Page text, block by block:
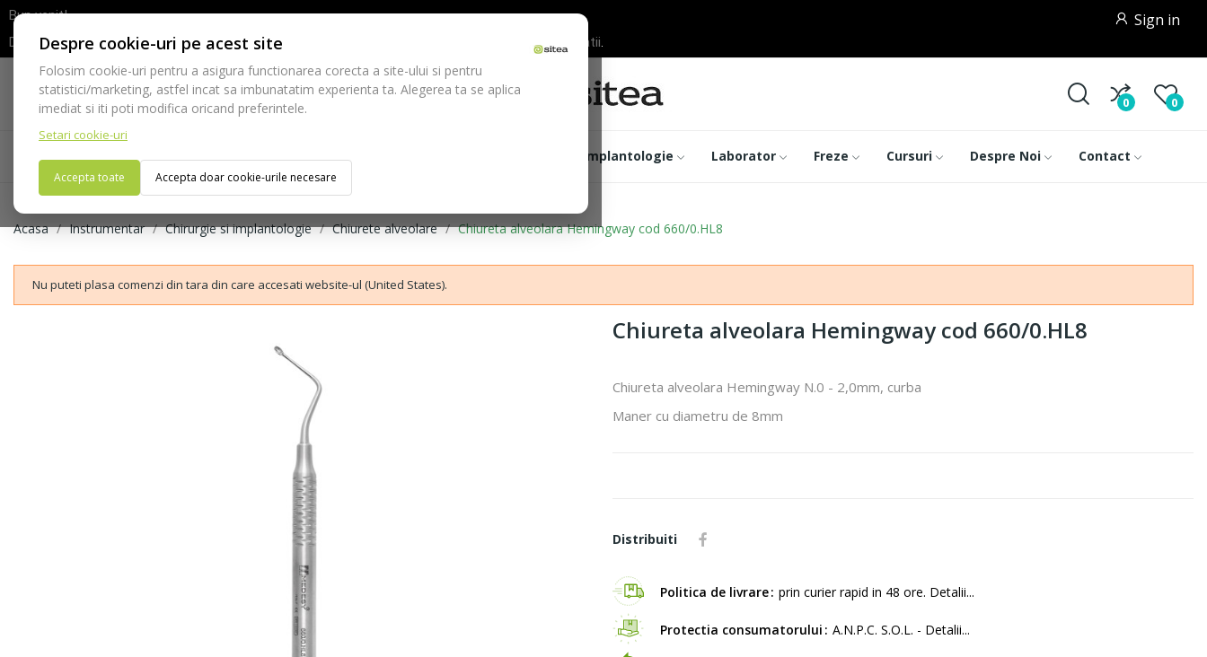
Despre cookie-uri pe acest site
Folosim cookie-uri pentru a asigura functionarea corecta a site-ului si pentru
statistici/marketing, astfel incat sa imbunatatim experienta ta. Alegerea ta se aplica
imediat si iti poti modifica oricand preferintele.
Setari cookie-uri
Accepta toate Accepta doar cookie-urile necesare
Bun venit!
Dupa efectuarea comenzii va rugam sa asteptati confirmarea stocurilor inainte de efectuarea platii.
Sign in
Telefon:
021-528 03 23
0 0
Acasa Consumabile Echipamente Implantologie Laborator Freze Cursuri Despre Noi Contact
Acasa Instrumentar Chirurgie si implantologie Chiurete alveolare Chiureta alveolara Hemingway cod 660/0.HL8
Nu puteti plasa comenzi din tara din care accesati website-ul (United States).
Chiureta alveolara Hemingway cod 660/0.HL8
Chiureta alveolara Hemingway N.0 - 2,0mm, curba
Maner cu diametru de 8mm
Distribuiti
Politica de livrare prin curier rapid in 48 ore. Detalii...
Protectia consumatorului A.N.P.C. S.O.L. - Detalii...